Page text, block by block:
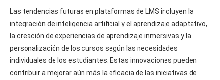
Las tendencias futuras en plataformas de LMS incluyen la
integración de inteligencia artificial y el aprendizaje adaptativo,
la creación de experiencias de aprendizaje inmersivas y la
personalización de los cursos según las necesidades
individuales de los estudiantes. Estas innovaciones pueden
contribuir a mejorar aún más la eficacia de las iniciativas de